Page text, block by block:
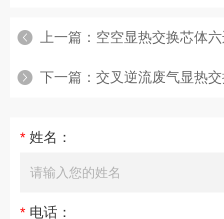
上一篇： 空空显热交换芯体
下一篇： 交叉逆流废气显热交换
* 姓名：
* 电话：